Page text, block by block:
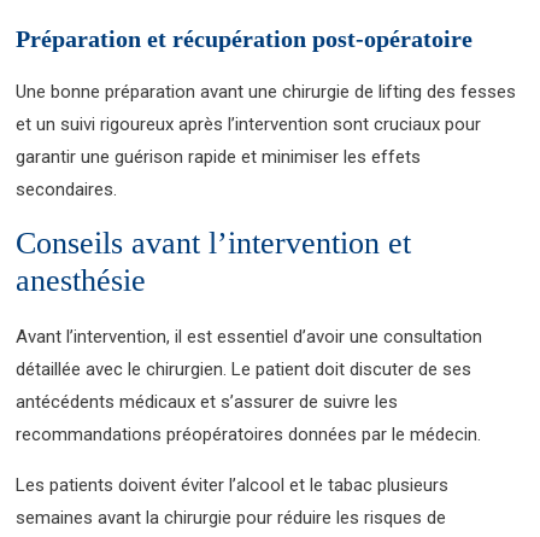
Préparation et récupération post-opératoire
Une bonne préparation avant une chirurgie de lifting des fesses
et un suivi rigoureux après l’intervention sont cruciaux pour
garantir une guérison rapide et minimiser les effets
secondaires.
Conseils avant l’intervention et
anesthésie
Avant l’intervention, il est essentiel d’avoir une consultation
détaillée avec le chirurgien. Le patient doit discuter de ses
antécédents médicaux et s’assurer de suivre les
recommandations préopératoires données par le médecin.
Les patients doivent éviter l’alcool et le tabac plusieurs
semaines avant la chirurgie pour réduire les risques de